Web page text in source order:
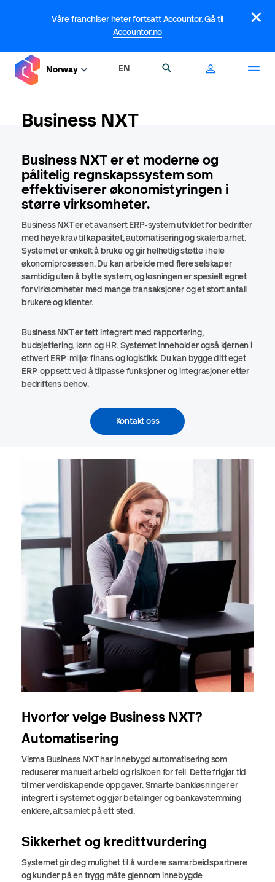
Våre franchiser heter fortsatt Accountor. Gå til
Accountor.no
×
Norway EN
Business NXT
Business NXT er et moderne og
pålitelig regnskapssystem som
effektiviserer økonomistyringen i
større virksomheter.
Business NXT er et avansert ERP‑system utviklet for bedrifter
med høye krav til kapasitet, automatisering og skalerbarhet.
Systemet er enkelt å bruke og gir helhetlig støtte i hele
økonomiprosessen. Du kan arbeide med flere selskaper
samtidig uten å bytte system, og løsningen er spesielt egnet
for virksomheter med mange transaksjoner og et stort antall
brukere og klienter.
Business NXT er tett integrert med rapportering,
budsjettering, lønn og HR. Systemet inneholder også kjernen i
ethvert ERP‑miljø: finans og logistikk. Du kan bygge ditt eget
ERP‑oppsett ved å tilpasse funksjoner og integrasjoner etter
bedriftens behov.
Kontakt oss
Hvorfor velge Business NXT?
Automatisering
Visma Business NXT har innebygd automatisering som
reduserer manuelt arbeid og risikoen for feil. Dette frigjør tid
til mer verdiskapende oppgaver. Smarte bankløsninger er
integrert i systemet og gjør betalinger og bankavstemming
enklere, alt samlet på ett sted.
Sikkerhet og kredittvurdering
Systemet gir deg mulighet til å vurdere samarbeidspartnere
og kunder på en trygg måte gjennom innebygde